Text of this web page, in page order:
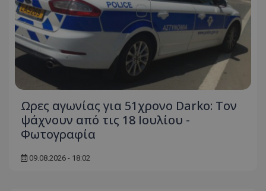
Ωρες αγωνίας για 51χρονο Darko: Τον
ψάχνουν από τις 18 Ιουλίου -
Φωτογραφία
09.08.2026 - 18:02